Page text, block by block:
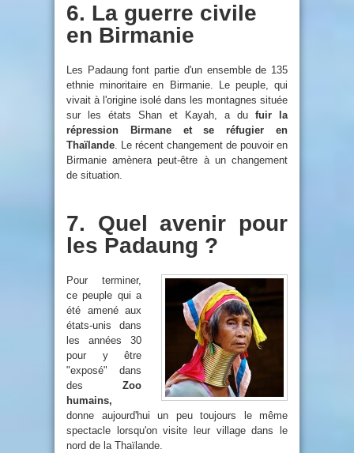
6. La guerre civile
en Birmanie
Les Padaung font partie d'un ensemble de 135
ethnie minoritaire en Birmanie. Le peuple, qui
vivait à l'origine isolé dans les montagnes située
sur les états Shan et Kayah, a du fuir la
répression Birmane et se réfugier en
Thaïlande. Le récent changement de pouvoir en
Birmanie amènera peut-être à un changement
de situation.
7. Quel avenir pour
les Padaung ?
Pour terminer,
ce peuple qui a
été amené aux
états-unis dans
les années 30
pour y être
"exposé" dans
des Zoo
humains,
donne aujourd'hui un peu toujours le même
spectacle lorsqu'on visite leur village dans le
nord de la Thaïlande.